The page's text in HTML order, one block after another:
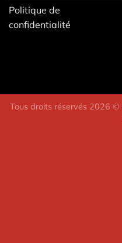
Politique de
confidentialité
Tous droits réservés 2026 ©